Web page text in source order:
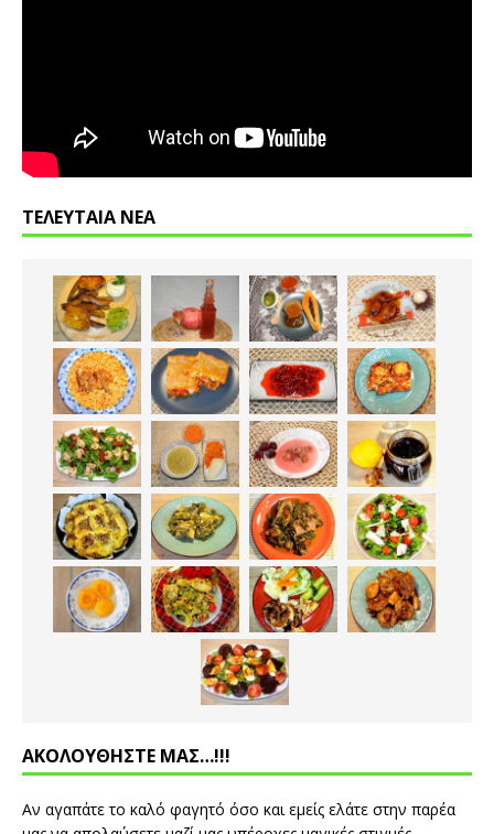
ΤΕΛΕΥΤΑΙΑ ΝΕΑ
ΑΚΟΛΟΥΘΗΣΤΕ ΜΑΣ…!!!
Αν αγαπάτε το καλό φαγητό όσο και εμείς ελάτε στην παρέα